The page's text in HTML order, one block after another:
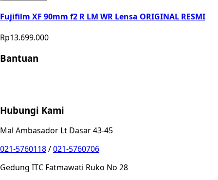
Fujifilm XF 90mm f2 R LM WR Lensa ORIGINAL RESMI
Rp13.699.000
Bantuan
Hubungi Kami
Mal Ambasador Lt Dasar 43-45
021-5760118/021-5760706
Gedung ITC Fatmawati Ruko No 28